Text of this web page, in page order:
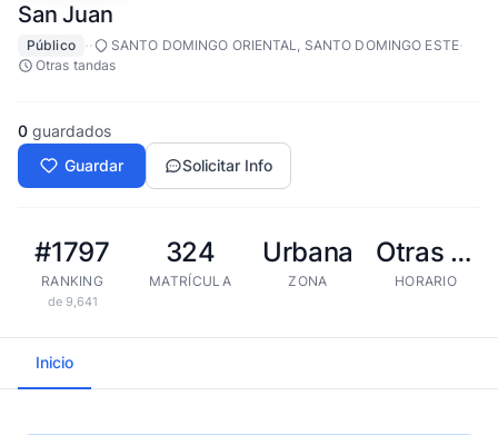
San Juan
Público ·· SANTO DOMINGO ORIENTAL, SANTO DOMINGO ESTE·
Otras tandas
0 guardados
Guardar
Solicitar Info
#1797
RANKING
de 9,641
324
MATRÍCULA
Urbana
ZONA
Otras tandas
HORARIO
Inicio